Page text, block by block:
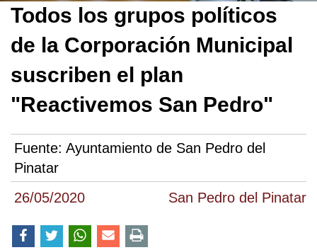
26/05/2020 San Pedro del Pinatar
Todos los grupos políticos
de la Corporación Municipal
suscriben el plan
"Reactivemos San Pedro"
Fuente: Ayuntamiento de San Pedro del
Pinatar